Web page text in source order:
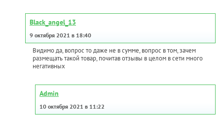
Black_angel_13
9 октября 2021 в 18:40
Видимо да, вопрос то даже не в сумме, вопрос в том, зачем
размещать такой товар, почитав отзывы в целом в сети много
негативных
Admin
10 октября 2021 в 11:22